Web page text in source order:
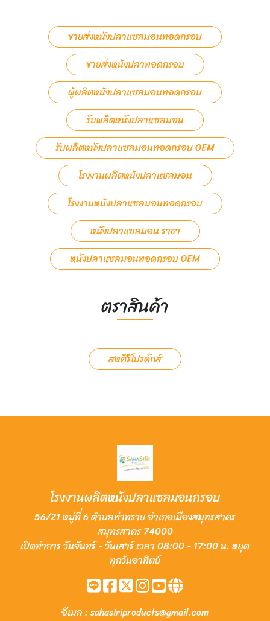
ขายส่งหนังปลาแซลมอนทอดกรอบ
ขายส่งหนังปลาทอดกรอบ
ผู้ผลิตหนังปลาแซลมอนทอดกรอบ
รับผลิตหนังปลาแซลมอน
รับผลิตหนังปลาแซลมอนทอดกรอบ OEM
โรงงานผลิตหนังปลาแซลมอน
โรงงานหนังปลาแซลมอนทอดกรอบ
หนังปลาแซลมอน ราชา
หนังปลาแซลมอนทอดกรอบ OEM
ตราสินค้า
สหศิริโปรดักส์
โรงงานผลิตหนังปลาแซลมอนกรอบ
56/21 หมู่ที่ 6 ตำบลท่าทราย อำเภอเมืองสมุทรสาคร
สมุทรสาคร 74000
เปิดทำการ วันจันทร์ - วันเสาร์ เวลา 08:00 - 17:00 น. หยุด
ทุกวันอาทิตย์
อีเมล :sahasiriproducts@gmail.com